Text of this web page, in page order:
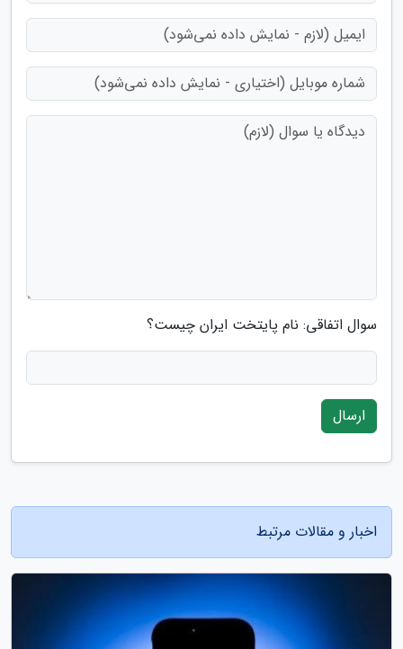
سوال اتفاقی: نام پایتخت ایران چیست؟
ارسال
اخبار و مقالات مرتبط